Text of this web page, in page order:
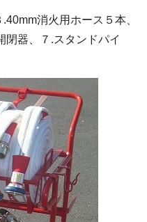
消火用ホース５本、
閉器、７.スタンドパイ